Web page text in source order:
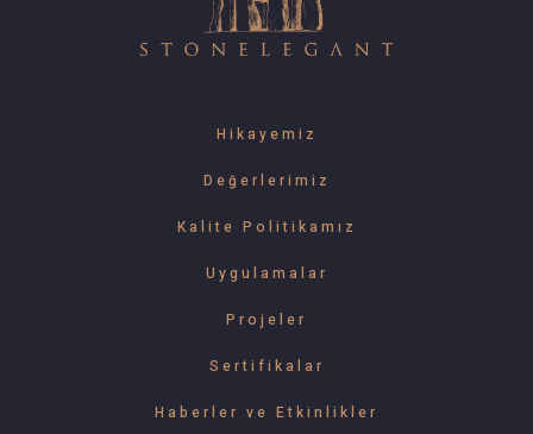
Hikayemiz
Değerlerimiz
Kalite Politikamız
Uygulamalar
Projeler
Sertifikalar
Haberler ve Etkinlikler